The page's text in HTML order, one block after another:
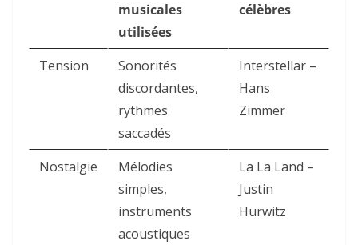
musicales
utilisées
célèbres
Tension
Sonorités
discordantes,
rythmes
saccadés
Interstellar –
Hans
Zimmer
Nostalgie
Mélodies
simples,
instruments
acoustiques
La La Land –
Justin
Hurwitz